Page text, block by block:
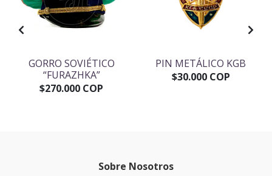
GORRO SOVIÉTICO
“FURAZHKA”
$270.000 COP
PIN METÁLICO KGB
$30.000 COP
Sobre Nosotros